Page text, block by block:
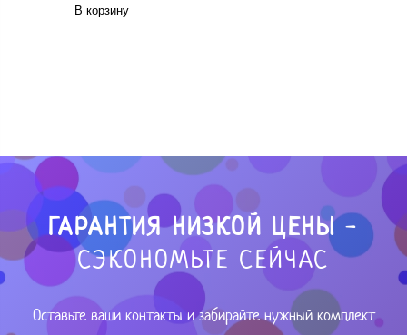
В корзину
ГАРАНТИЯ НИЗКОЙ ЦЕНЫ-
СЭКОНОМЬТЕ СЕЙЧАС
Оставьте ваши контакты и забирайте нужный комплект